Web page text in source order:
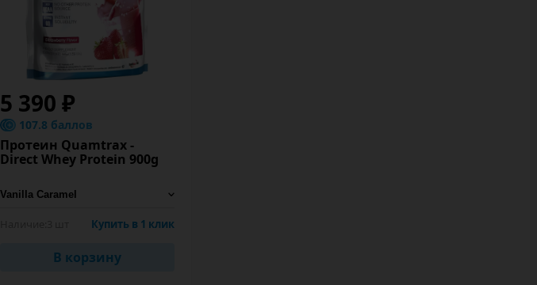
5 390 ₽
107.8 баллов
Протеин Quamtrax -
Direct Whey Protein 900g
Купить в 1 клик
В корзину